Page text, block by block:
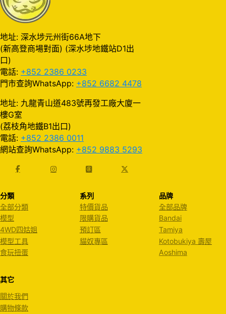
地址: 深水埗元州街66A地下
(新高登商場對面) (深水埗地鐵站D1出
口)
電話: +852 2386 0233
門市查詢WhatsApp: +852 6682 4478
地址: 九龍青山道483號再發工廠大廈一
樓G室
(荔枝角地鐵B1出口)
電話: +852 2386 0011
網站查詢WhatsApp: +852 9883 5293
分類
全部分類
模型
4WD四姑姐
模型工具
食玩扭蛋
系列
特價貨品
限購貨品
預訂區
貓奴專區
品牌
全部品牌
Bandai
Tamiya
Kotobukiya 壽屋
Aoshima
其它
關於我們
購物條款